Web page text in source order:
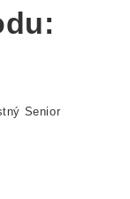
Senior